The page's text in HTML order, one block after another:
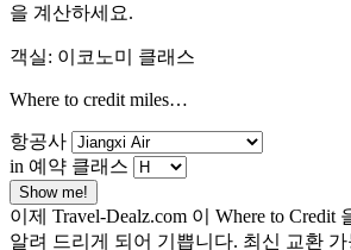
을 계산하세요.
객실: 이코노미 클래스
Where to credit miles…
항공사
in 예약 클래스
Show me!
이제 Travel-Dealz.com 이 Where to
알려 드리게 되어 기쁩니다. 최신 교환